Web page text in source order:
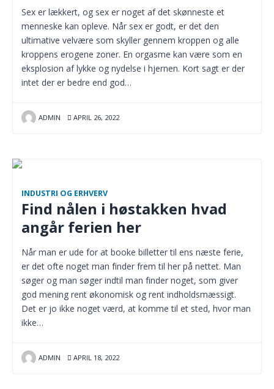
Sex er lækkert, og sex er noget af det skønneste et
menneske kan opleve. Når sex er godt, er det den
ultimative velvære som skyller gennem kroppen og alle
kroppens erogene zoner. En orgasme kan være som en
eksplosion af lykke og nydelse i hjernen. Kort sagt er der
intet der er bedre end god…
ADMIN APRIL 26, 2022
INDUSTRI OG ERHVERV
Find nålen i høstakken hvad
angår ferien her
Når man er ude for at booke billetter til ens næste ferie,
er det ofte noget man finder frem til her på nettet. Man
søger og man søger indtil man finder noget, som giver
god mening rent økonomisk og rent indholdsmæssigt.
Det er jo ikke noget værd, at komme til et sted, hvor man
ikke…
ADMIN APRIL 18, 2022